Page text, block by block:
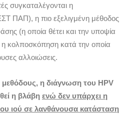
συγκαταλέγονται η
ΠΑΠ), η πιο εξελιγμένη μέθοδος
(η οποία θέτει και την υποψία
η κολποσκόπηση κατά την οποία
αλλοιώσεις.
μεθόδους, η διάγνωση του HPV
η βλάβη ενώ δεν υπάρχει η
ιού σε λανθάνουσα κατάσταση